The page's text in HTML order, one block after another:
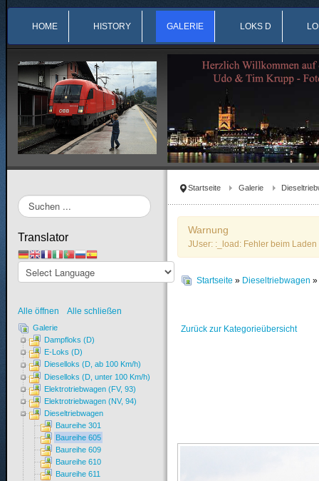
HOME HISTORY GALERIE LOKS D
Startseite Galerie
Warnung
JUser: :_load: Fehler beim
Startseite » Dieseltriebwagen
Zurück zur Kategorieübersicht
Suchen
...
Translator
Alle öffnen Alle schließen
Galerie
Dampfloks (D)
E-Loks (D)
Dieselloks (D, ab 100 Km/h)
Dieselloks (D, unter 100 Km/h)
Elektrotriebwagen (FV, 93)
Elektrotriebwagen (NV, 94)
Dieseltriebwagen
Baureihe 301
Baureihe 605
Baureihe 609
Baureihe 610
Baureihe 611